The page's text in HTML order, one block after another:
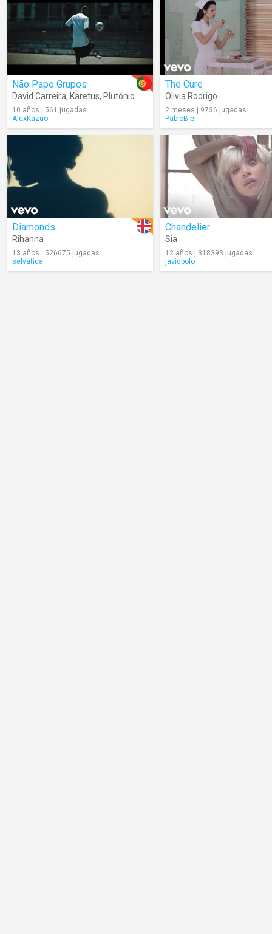
Não Papo Grupos
David Carreira, Karetus, Plutónio
10 años | 561 jugadas
AlexKazuo
The Cure
Olivia Rodrigo
2 meses | 9736 jugadas
PabloBiel
Diamonds
Rihanna
13 años | 526675 jugadas
selvatica
Chandelier
Sia
12 años | 318393 jugadas
javidpolo